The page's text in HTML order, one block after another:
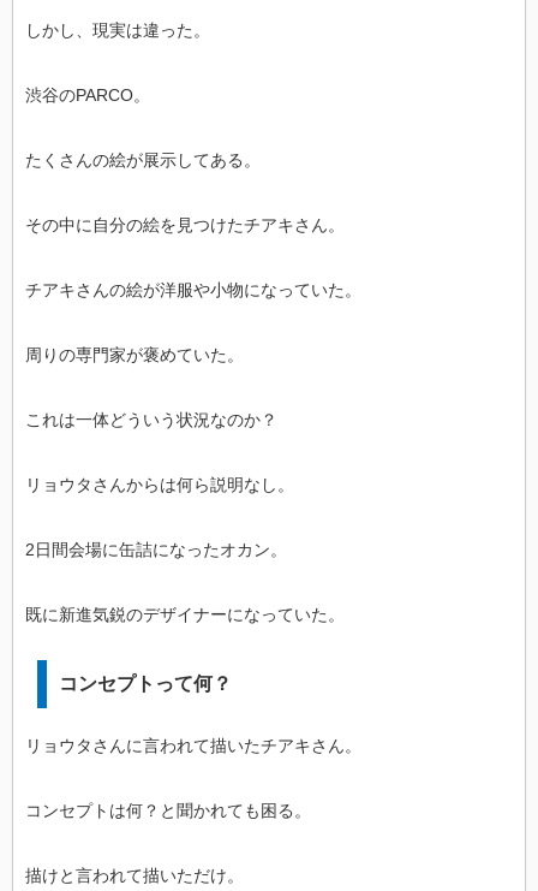
しかし、現実は違った。
渋谷のPARCO。
たくさんの絵が展示してある。
その中に自分の絵を見つけたチアキさん。
チアキさんの絵が洋服や小物になっていた。
周りの専門家が褒めていた。
これは一体どういう状況なのか？
リョウタさんからは何ら説明なし。
2日間会場に缶詰になったオカン。
既に新進気鋭のデザイナーになっていた。
コンセプトって何？
リョウタさんに言われて描いたチアキさん。
コンセプトは何？と聞かれても困る。
描けと言われて描いただけ。